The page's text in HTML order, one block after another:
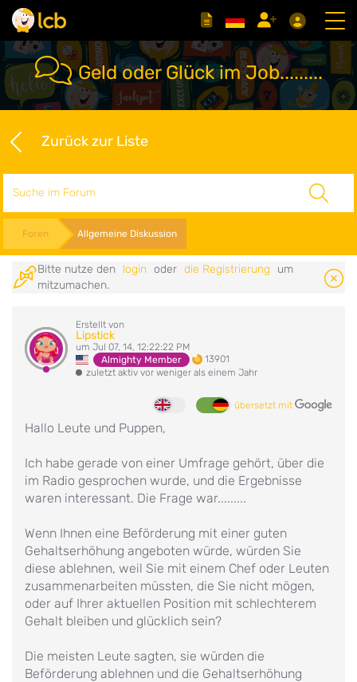
Geld oder Glück im Job.........
Zurück zur Liste
Foren Allgemeine Diskussion
Bitte nutze den login oder die Registrierung
um
mitzumachen.
Erstellt von
Lipstick
um Jul 07, 14, 12:22:22 PM
Almighty Member
13901
zuletzt aktiv vor weniger als einem Jahr
übersetzt mit
Hallo Leute und Puppen,
Ich habe gerade von einer Umfrage gehört, über die
im Radio gesprochen wurde, und die Ergebnisse
waren interessant. Die Frage war.........
Wenn Ihnen eine Beförderung mit einer guten
Gehaltserhöhung angeboten würde, würden Sie
diese ablehnen, weil Sie mit einem Chef oder Leuten
zusammenarbeiten müssten, die Sie nicht mögen,
oder auf Ihrer aktuellen Position mit schlechterem
Gehalt bleiben und glücklich sein?
Die meisten Leute sagten, sie würden die
Beförderung ablehnen und die Gehaltserhöhung